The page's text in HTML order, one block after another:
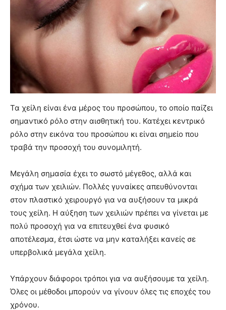
Τα χείλη είναι ένα μέρος του προσώπου, το οποίο παίζει
σημαντικό ρόλο στην αισθητική του. Κατέχει κεντρικό
ρόλο στην εικόνα του προσώπου κι είναι σημείο που
τραβά την προσοχή του συνομιλητή.
Μεγάλη σημασία έχει το σωστό μέγεθος, αλλά και
σχήμα των χειλιών. Πολλές γυναίκες απευθύνονται
στον πλαστικό χειρουργό για να αυξήσουν τα μικρά
τους χείλη. Η αύξηση των χειλιών πρέπει να γίνεται με
πολύ προσοχή για να επιτευχθεί ένα φυσικό
αποτέλεσμα, έτσι ώστε να μην καταλήξει κανείς σε
υπερβολικά μεγάλα χείλη.
Υπάρχουν διάφοροι τρόποι για να αυξήσουμε τα χείλη.
Όλες οι μέθοδοι μπορούν να γίνουν όλες τις εποχές του
χρόνου.